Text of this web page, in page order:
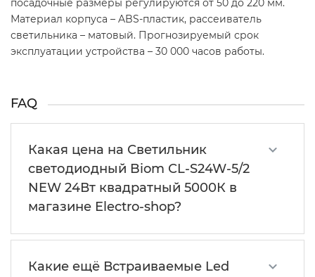
посадочные размеры регулируются от 50 до 220 мм.
Материал корпуса – ABS-пластик, рассеиватель
светильника – матовый. Прогнозируемый срок
эксплуатации устройства – 30 000 часов работы.
FAQ
Какая цена на Светильник
светодиодный Biom СL-S24W-5/2
NEW 24Вт квадратный 5000К в
магазине Electro-shop?
Какие ещё Встраиваемые Led